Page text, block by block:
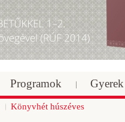
Programok Gyerek
Könyvhét húszéves